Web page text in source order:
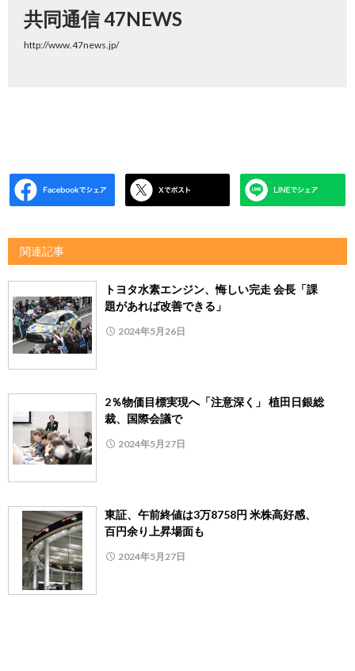
共同通信 47NEWS
http://www.47news.jp/
関連記事
トヨタ水素エンジン、悔しい完走 会長「課
題があれば改善できる」
2024年5月26日
2％物価目標実現へ「注意深く」 植田日銀総
裁、国際会議で
2024年5月27日
東証、午前終値は3万8758円 米株高好感、
百円余り上昇場面も
2024年5月27日